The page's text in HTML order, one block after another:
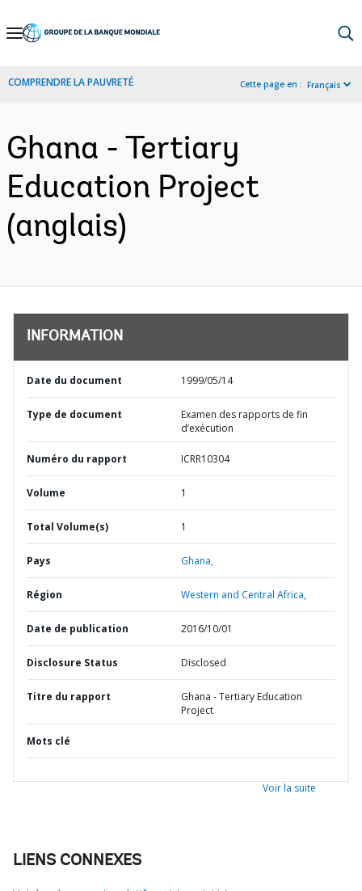
Skip
Navigation
COMPRENDRE LA PAUVRETÉ Cette page en : Français
Ghana - Tertiary
Education Project
(anglais)
INFORMATION
Date du document 1999/05/14
Type de document
Examen des rapports de fin
d’exécution
Numéro du rapport ICRR10304
Volume 1
Total Volume(s) 1
Pays Ghana,
Région Western and Central Africa,
Date de publication 2016/10/01
Disclosure Status Disclosed
Titre du rapport
Ghana - Tertiary Education
Project
Mots clé
Voir la suite
LIENS CONNEXES